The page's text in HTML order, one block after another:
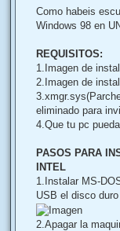
n
a
Como habeis
Windows 98 en
REQUISITOS:
1.Imagen de
2.Imagen de
eliminado para
4.Que tu pc
PASOS PARA
INTEL
1.Instalar MS-
USB el disco duro
2.Apagar la